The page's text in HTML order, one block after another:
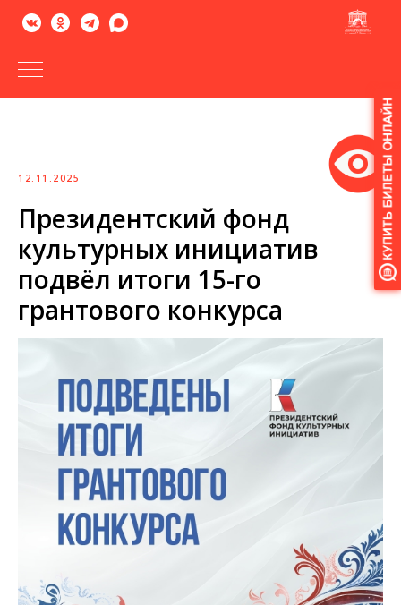
Версия
12.11.2025
Президентский фонд
культурных инициатив
подвёл итоги 15-го
грантового конкурса